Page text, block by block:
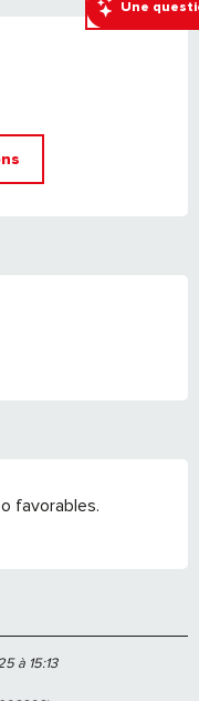
Une
favorables.
à 15:13